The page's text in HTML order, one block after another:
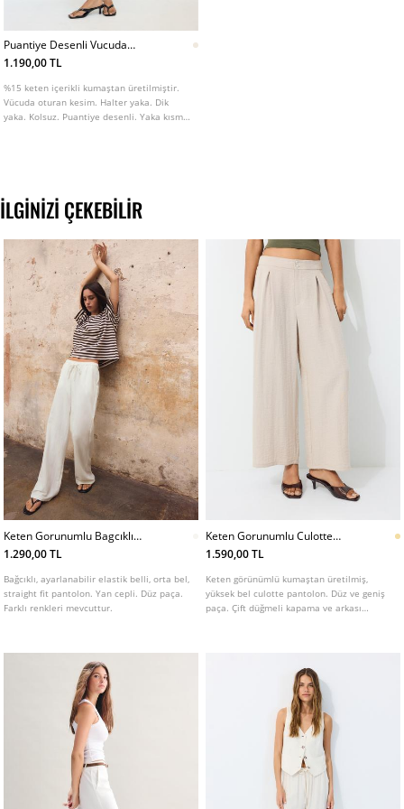
Puantiye Desenli Vucuda
Oturan Top
1.190,00 TL
%15 keten içerikli kumaştan üretilmiştir.
Vücuda oturan kesim. Halter yaka. Dik
yaka. Kolsuz. Puantiye desenli. Yaka kısmı
İLGINIZI ÇEKEBILIR
Keten Gorunumlu Bagcıklı
Pantolon
1.290,00 TL
Bağcıklı, ayarlanabilir elastik belli, orta bel,
straight fit pantolon. Yan cepli. Düz paça.
Farklı renkleri mevcuttur.
Keten Gorunumlu Culotte
Pantolon
1.590,00 TL
Keten görünümlü kumaştan üretilmiş,
yüksek bel culotte pantolon. Düz ve geniş
paça. Çift düğmeli kapama ve arkası